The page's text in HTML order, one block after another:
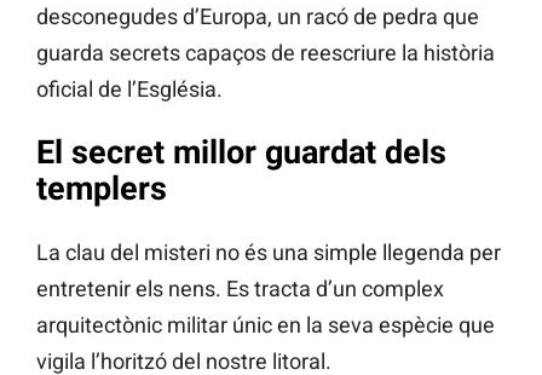
desconegudes d’Europa, un racó de pedra que
guarda secrets capaços de reescriure la història
oficial de l’Església.
El secret millor guardat dels
templers
La clau del misteri no és una simple llegenda per
entretenir els nens. Es tracta d’un complex
arquitectònic militar únic en la seva espècie que
vigila l’horitzó del nostre litoral.